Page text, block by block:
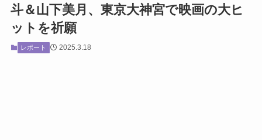
斗＆山下美月、東京大神宮で映画の大ヒ
ットを祈願
レポート 2025.3.18